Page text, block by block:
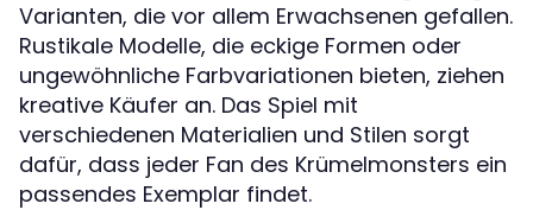
Varianten, die vor allem Erwachsenen gefallen.
Rustikale Modelle, die eckige Formen oder
ungewöhnliche Farbvariationen bieten, ziehen
kreative Käufer an. Das Spiel mit
verschiedenen Materialien und Stilen sorgt
dafür, dass jeder Fan des Krümelmonsters ein
passendes Exemplar findet.